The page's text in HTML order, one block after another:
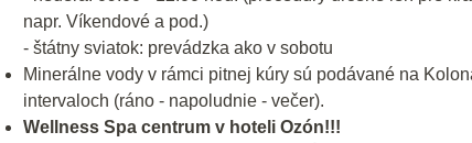
napr. Víkendové a pod.)
- štátny sviatok: prevádzka ako v sobotu
Minerálne vody v rámci pitnej kúry sú podávané na
intervaloch (ráno - napoludnie - večer).
Wellness Spa centrum v hoteli Ozón!!!